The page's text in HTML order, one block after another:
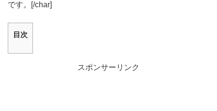
です。[/char]
目次
スポンサーリンク